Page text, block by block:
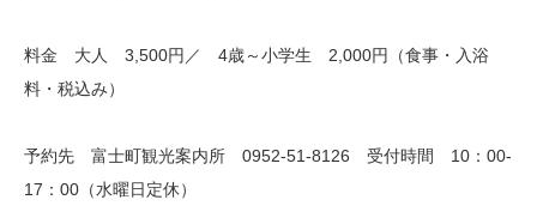
料金 大人 3,500円／ 4歳～小学生 2,000円（食事・入浴
料・税込み）
予約先 富士町観光案内所 0952-51-8126 受付時間 10：00-
17：00（水曜日定休）